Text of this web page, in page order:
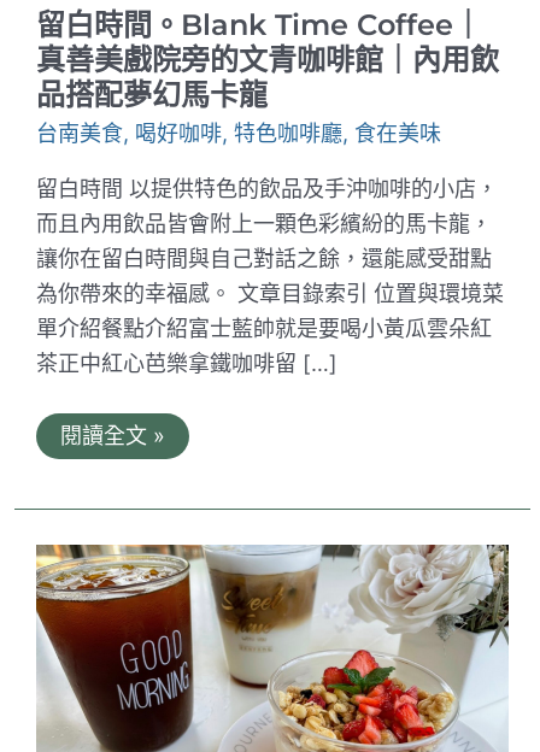
留白時間。Blank Time Coffee｜
真善美戲院旁的文青咖啡館｜內用飲
品搭配夢幻馬卡龍
台南美食, 喝好咖啡, 特色咖啡廳, 食在美味
留白時間 以提供特色的飲品及手沖咖啡的小店，
而且內用飲品皆會附上一顆色彩繽紛的馬卡龍，
讓你在留白時間與自己對話之餘，還能感受甜點
為你帶來的幸福感。 文章目錄索引 位置與環境菜
單介紹餐點介紹富士藍帥就是要喝小黃瓜雲朵紅
茶正中紅心芭樂拿鐵咖啡留 […]
留
白
Time
Coffee
｜
真
善
美
戲
院
旁
的
閱讀全文 »